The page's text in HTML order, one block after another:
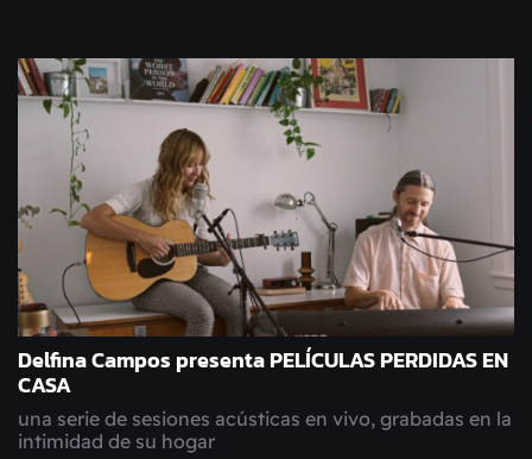
Delfina Campos presenta PELÍCULAS PERDIDAS EN
CASA
una serie de sesiones acústicas en vivo, grabadas en la
intimidad de su hogar